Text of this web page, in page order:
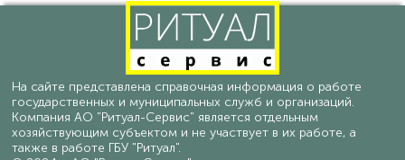
На сайте представлена справочная информация о работе
государственных и муниципальных служб и организаций.
Компания АО "Ритуал-Сервис" является отдельным
хозяйствующим субъектом и не участвует в их работе, а
также в работе ГБУ "Ритуал".